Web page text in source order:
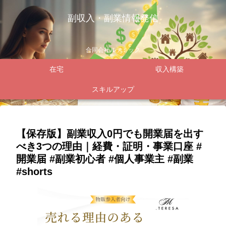
副収入・副業情報発信
合同会社ルテミック
在宅 収入構築
スキルアップ
【保存版】副業収入0円でも開業届を出す
べき3つの理由｜経費・証明・事業口座 #
開業届 #副業初心者 #個人事業主 #副業
#shorts